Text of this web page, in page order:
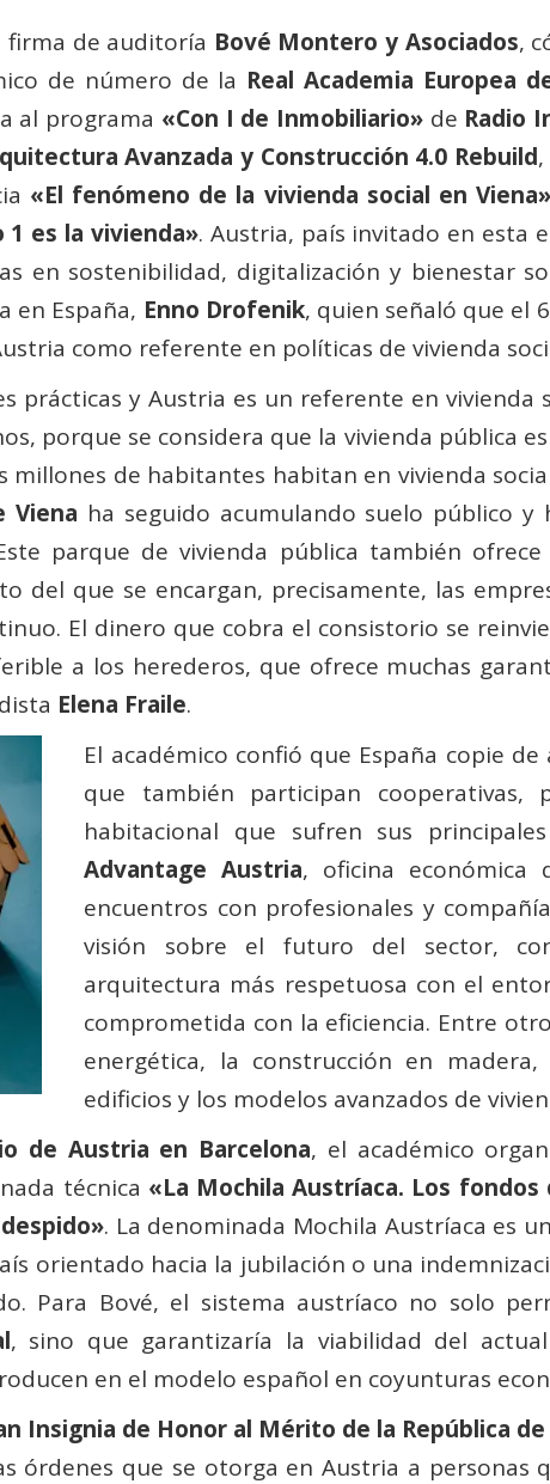
firma de auditoría Bové Montero y Asociados,
de número de la Real Academia Europea
al programa «Con I de Inmobiliario»de Radio
Avanzada y Construcción 4.0 Rebuild
«El fenómeno de la vivienda social en Viena»
1 es la vivienda». Austria, país invitado en esta
en sostenibilidad, digitalización y bienestar
en España, Enno Drofenik, quien señaló que el
como referente en políticas de vivienda
prácticas y Austria es un referente en vivienda
porque se considera que la vivienda pública
millones de habitantes habitan en vivienda
Viena ha seguido acumulando suelo público
parque de vivienda pública también
del que se encargan, precisamente, las
El dinero que cobra el consistorio se
a los herederos, que ofrece muchas
Elena Fraile.
El académico confió que España copie
que también participan cooperativas,
habitacional que sufren sus
Advantage Austria, oficina económica
encuentros con profesionales y
visión sobre el futuro del sector,
arquitectura más respetuosa con el
comprometida con la eficiencia. Entre
energética, la construcción en
edificios y los modelos avanzados de
de Austria en Barcelona, el académico
técnica «La Mochila Austríaca. Los
. La denominada Mochila Austríaca es
orientado hacia la jubilación o una
Para Bové, el sistema austríaco no solo
, sino que garantizaría la viabilidad del
en el modelo español en coyunturas
Insignia de Honor al Mérito de la República
órdenes que se otorga en Austria a personas